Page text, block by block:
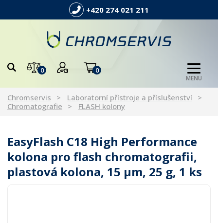
+420 274 021 211
0 0
MENU
Chromservis
Laboratorní přístroje a příslušenství
Chromatografie
FLASH kolony
EasyFlash C18 High Performance
kolona pro flash chromatografii,
plastová kolona, 15 µm, 25 g, 1 ks